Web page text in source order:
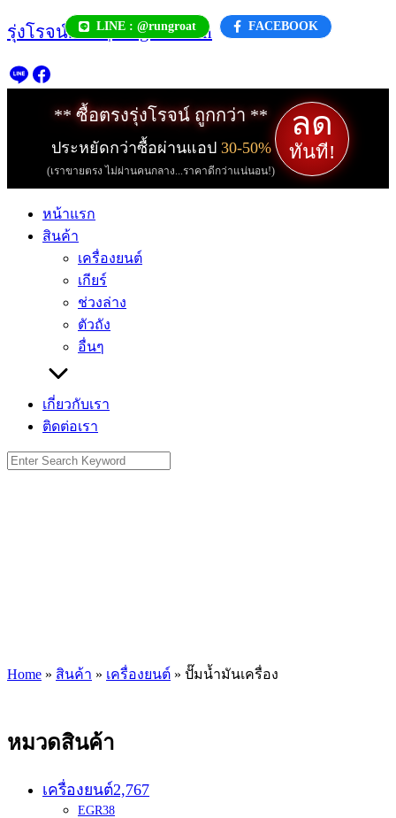
Skip
to
LINE : @rungroat FACEBOOK
รุ่งโรจน์.com | rungroat.com
** ซื้อตรงรุ่งโรจน์ ถูกกว่า **
ประหยัดกว่าซื้อผ่านแอป 30-50%
(เราขายตรง ไม่ผ่านคนกลาง...ราคาดีกว่าแน่นอน!)
ลด
ทันที!
หน้าแรก
สินค้า
เครื่องยนต์
เกียร์
ช่วงล่าง
ตัวถัง
อื่นๆ
เกี่ยวกับเรา
ติดต่อเรา
Search
for:
Home » สินค้า » เครื่องยนต์ » ปั๊มน้ำมันเครื่อง
หมวดสินค้า
เครื่องยนต์2,767
EGR38